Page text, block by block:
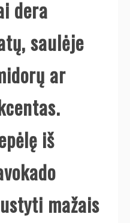
dera
saulėje
ar
iš
mažais